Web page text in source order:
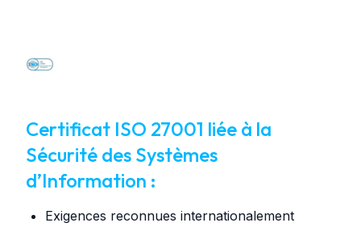
Certificat ISO 27001 liée à la
Sécurité des Systèmes
d’Information :
Exigences reconnues internationalement